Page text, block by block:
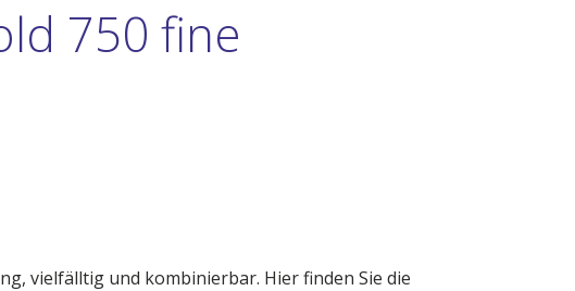
750 fine
vielfälltig und kombinierbar. Hier finden Sie die